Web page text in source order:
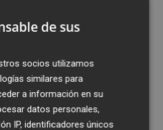
ofrecer el
para empezar a utilizar
bidireccional,
de gestión de la
una avanzada unidad de
accesorios, como
de sus
socios utilizamos
similares para
a información en su
datos personales,
IP, identificadores únicos